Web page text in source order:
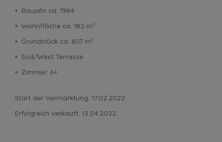
⦁ Baujahr ca. 1984
⦁ Wohnfläche ca. 182 m²
⦁ Grundstück ca. 807 m²
⦁ Süd/West Terrasse
⦁ Zimmer: 6+
Start der Vermarktung: 17.02.2022
Erfolgreich verkauft: 13.04.2022